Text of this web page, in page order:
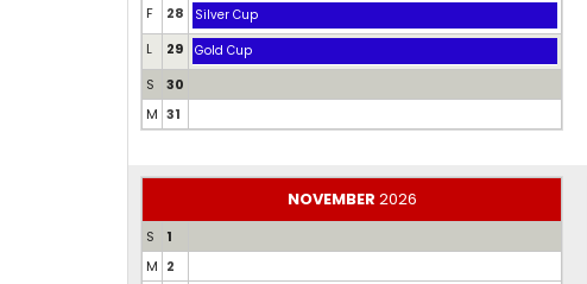
F
28 Silver Cup
L 29 Gold Cup
S
30
M 31
NOVEMBER 2026
S
1
M 2